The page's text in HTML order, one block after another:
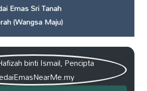
Emas Sri Tanah
(Wangsa Maju)